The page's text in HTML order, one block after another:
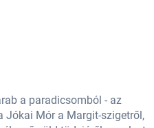
a paradicsomból - az
Jókai Mór a Margit-szigetről,